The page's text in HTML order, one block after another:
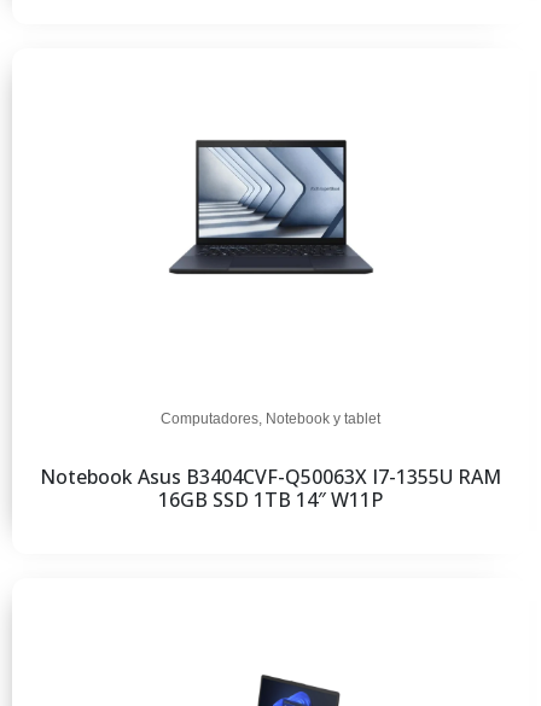
Computadores, Notebook y tablet
Notebook Asus B3404CVF-Q50063X I7-1355U RAM
16GB SSD 1TB 14″ W11P